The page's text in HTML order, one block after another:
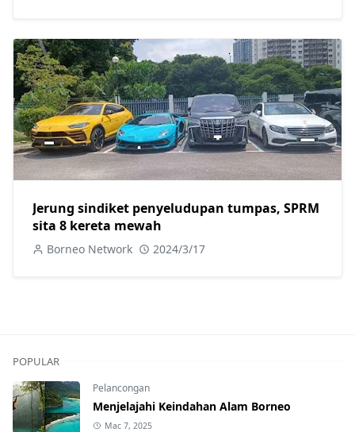
Jerung sindiket penyeludupan tumpas, SPRM
sita 8 kereta mewah
Borneo Network 2024/3/17
POPULAR
Pelancongan
Menjelajahi Keindahan Alam Borneo
Mac 7, 2025